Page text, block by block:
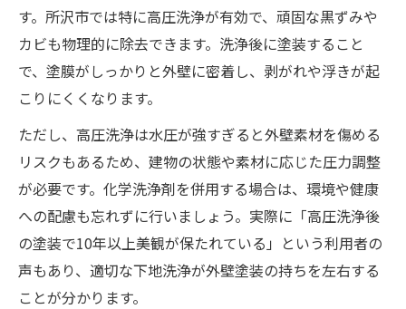
す。所沢市では特に高圧洗浄が有効で、頑固な黒ずみや
カビも物理的に除去できます。洗浄後に塗装すること
で、塗膜がしっかりと外壁に密着し、剥がれや浮きが起
こりにくくなります。
ただし、高圧洗浄は水圧が強すぎると外壁素材を傷める
リスクもあるため、建物の状態や素材に応じた圧力調整
が必要です。化学洗浄剤を併用する場合は、環境や健康
への配慮も忘れずに行いましょう。実際に「高圧洗浄後
の塗装で10年以上美観が保たれている」という利用者の
声もあり、適切な下地洗浄が外壁塗装の持ちを左右する
ことが分かります。